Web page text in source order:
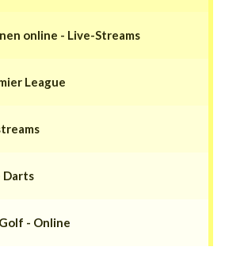
online - Live-Streams
League
Darts
- Online